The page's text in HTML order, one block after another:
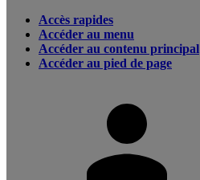
Accès rapides
Accéder au menu
Accéder au contenu principal
Accéder au pied de page